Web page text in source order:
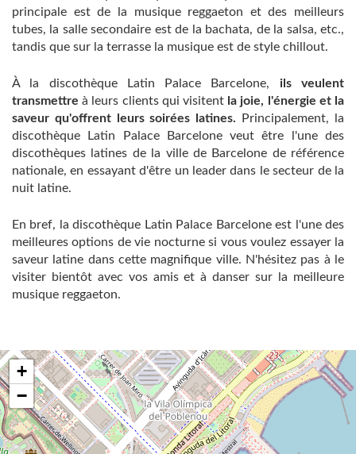
principale est de la musique reggaeton et des meilleurs
tubes, la salle secondaire est de la bachata, de la salsa, etc.,
tandis que sur la terrasse la musique est de style chillout.
À la discothèque Latin Palace Barcelone, ​​ils veulent
transmettre à leurs clients qui visitent la joie, l'énergie et la
saveur qu'offrent leurs soirées latines. Principalement, la
discothèque Latin Palace Barcelone veut être l'une des
discothèques latines de la ville de Barcelone de référence
nationale, en essayant d'être un leader dans le secteur de la
nuit latine.
En bref, la discothèque Latin Palace Barcelone est l'une des
meilleures options de vie nocturne si vous voulez essayer la
saveur latine dans cette magnifique ville. N'hésitez pas à le
visiter bientôt avec vos amis et à danser sur la meilleure
musique reggaeton.